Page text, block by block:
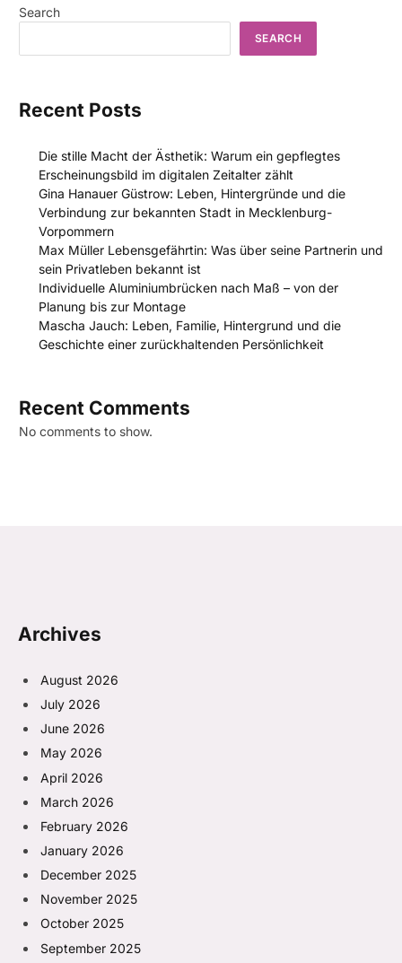
Search
SEARCH
Recent Posts
Die stille Macht der Ästhetik: Warum ein gepflegtes
Erscheinungsbild im digitalen Zeitalter zählt
Gina Hanauer Güstrow: Leben, Hintergründe und die
Verbindung zur bekannten Stadt in Mecklenburg-
Vorpommern
Max Müller Lebensgefährtin: Was über seine Partnerin und
sein Privatleben bekannt ist
Individuelle Aluminiumbrücken nach Maß – von der
Planung bis zur Montage
Mascha Jauch: Leben, Familie, Hintergrund und die
Geschichte einer zurückhaltenden Persönlichkeit
Recent Comments
No comments to show.
Archives
August 2026
July 2026
June 2026
May 2026
April 2026
March 2026
February 2026
January 2026
December 2025
November 2025
October 2025
September 2025